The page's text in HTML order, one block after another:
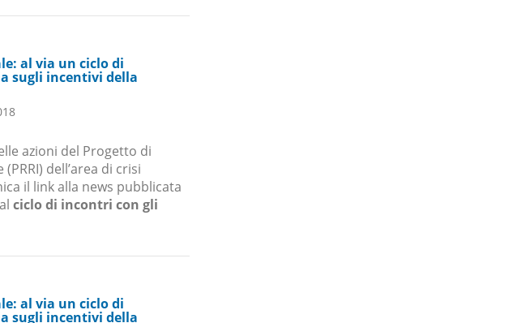
al via un ciclo di
sugli incentivi della
azioni del Progetto di
dell’area di crisi
il link alla news pubblicata
ciclo di incontri con gli
al via un ciclo di
sugli incentivi della